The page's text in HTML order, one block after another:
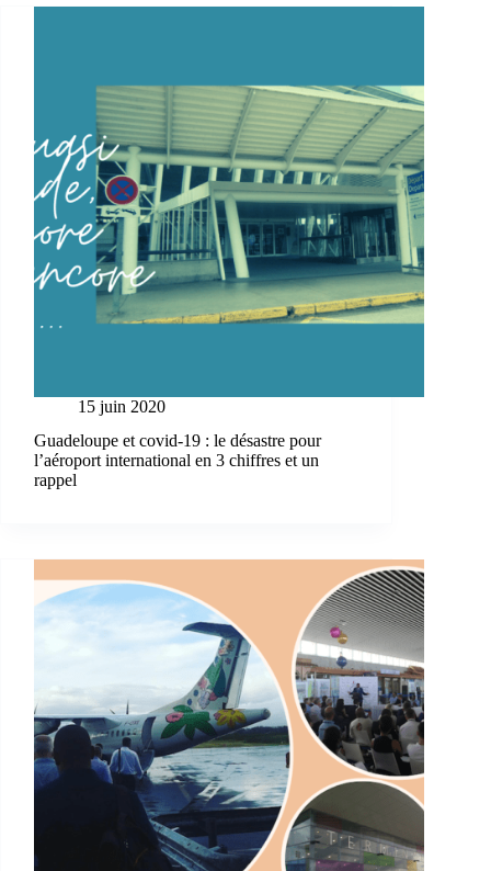
15 juin 2020
Guadeloupe et covid-19 : le désastre pour
l’aéroport international en 3 chiffres et un
rappel